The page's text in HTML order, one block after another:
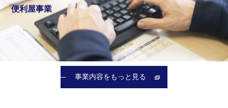
便利屋事業
事業内容をもっと見る